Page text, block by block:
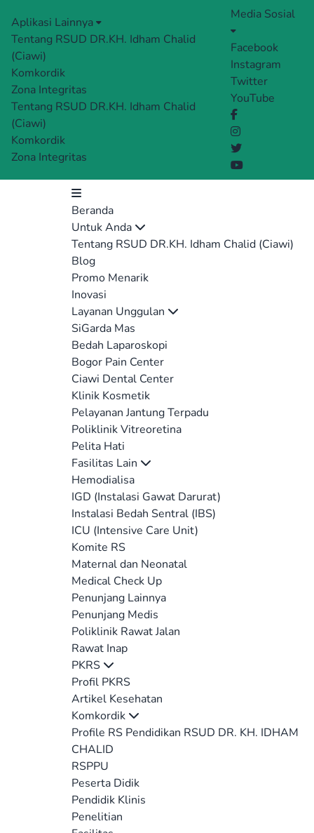
Aplikasi Lainnya
Tentang RSUD DR.KH. Idham Chalid
(Ciawi)
Komkordik
Zona Integritas
Tentang RSUD DR.KH. Idham Chalid
(Ciawi)
Komkordik
Zona Integritas
Media Sosial
Facebook
Instagram
Twitter
YouTube
Beranda
Untuk Anda
Tentang RSUD DR.KH. Idham Chalid (Ciawi)
Blog
Promo Menarik
Inovasi
Layanan Unggulan
SiGarda Mas
Bedah Laparoskopi
Bogor Pain Center
Ciawi Dental Center
Klinik Kosmetik
Pelayanan Jantung Terpadu
Poliklinik Vitreoretina
Pelita Hati
Fasilitas Lain
Hemodialisa
IGD (Instalasi Gawat Darurat)
Instalasi Bedah Sentral (IBS)
ICU (Intensive Care Unit)
Komite RS
Maternal dan Neonatal
Medical Check Up
Penunjang Lainnya
Penunjang Medis
Poliklinik Rawat Jalan
Rawat Inap
PKRS
Profil PKRS
Artikel Kesehatan
Komkordik
Profile RS Pendidikan RSUD DR. KH. IDHAM
CHALID
RSPPU
Peserta Didik
Pendidik Klinis
Penelitian